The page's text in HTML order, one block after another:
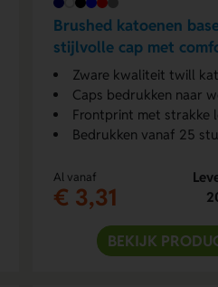
Brushed katoenen
stijlvolle cap met
pasvorm
Zware kwaliteit twill
Caps bedrukken naar
Frontprint met strakke
Bedrukken vanaf 25
Al vanaf
€ 3,31
BEKIJK